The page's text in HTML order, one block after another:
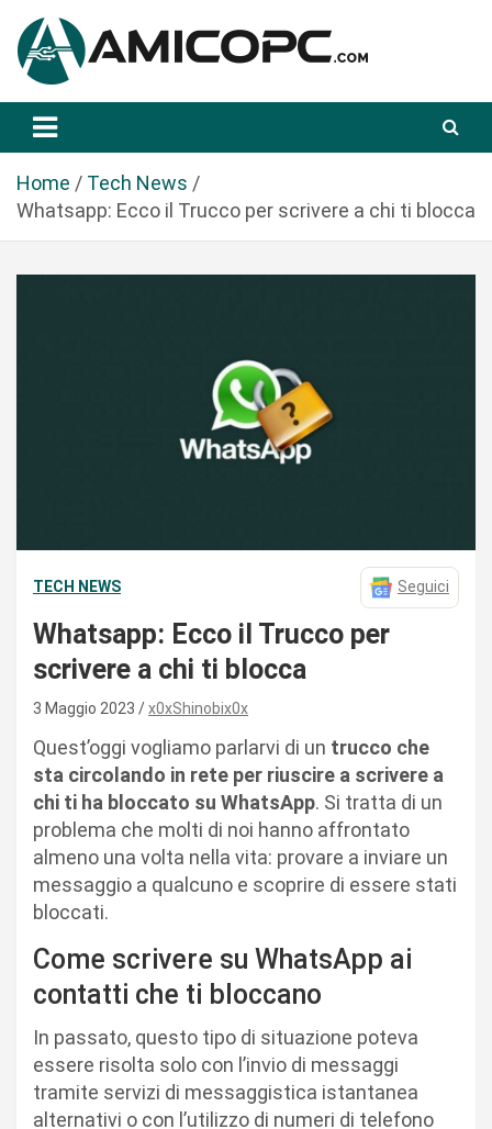
a
Amicopc.com
Home
Tech News
Whatsapp: Ecco il Trucco per scrivere a chi ti blocca
TECH NEWS Seguici
Whatsapp: Ecco il Trucco per
scrivere a chi ti blocca
3 Maggio 2023 x0xShinobix0x
Quest’oggi vogliamo parlarvi di un trucco che
sta circolando in rete per riuscire a scrivere a
chi ti ha bloccato su WhatsApp. Si tratta di un
problema che molti di noi hanno affrontato
almeno una volta nella vita: provare a inviare un
messaggio a qualcuno e scoprire di essere stati
bloccati.
Come scrivere su WhatsApp ai
contatti che ti bloccano
In passato, questo tipo di situazione poteva
essere risolta solo con l’invio di messaggi
tramite servizi di messaggistica istantanea
alternativi o con l’utilizzo di numeri di telefono